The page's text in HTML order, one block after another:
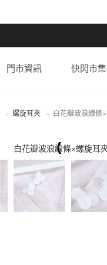
門市資訊 快閃市集
螺旋耳夾 白花瓣波浪線條